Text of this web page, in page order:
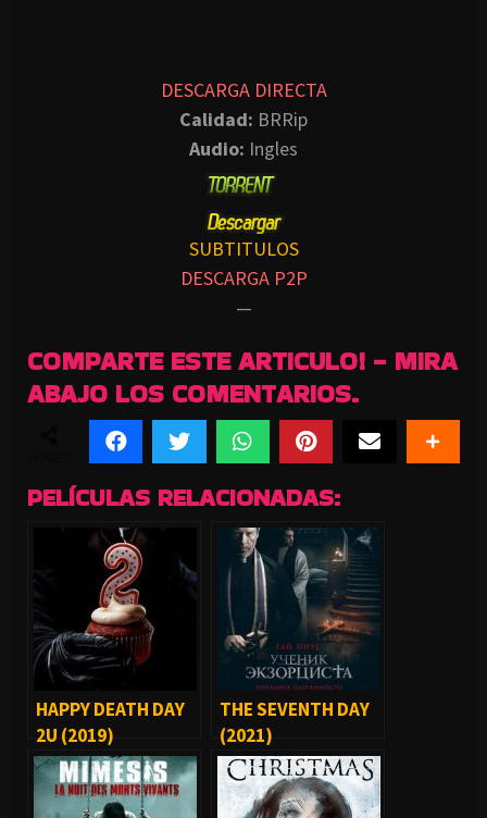
DESCARGA DIRECTA
Calidad: BRRip
Audio: Ingles
SUBTITULOS
DESCARGA P2P
—
COMPARTE ESTE ARTICULO! - MIRA
ABAJO LOS COMENTARIOS.
PELÍCULAS RELACIONADAS:
HAPPY DEATH DAY
2U (2019)
THE SEVENTH DAY
(2021)